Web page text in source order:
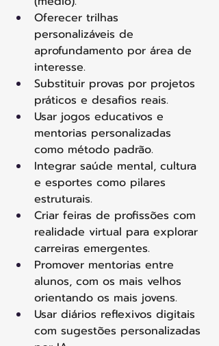
Oferecer trilhas
personalizáveis de
aprofundamento por área de
interesse.
Substituir provas por projetos
práticos e desafios reais.
Usar jogos educativos e
mentorias personalizadas
como método padrão.
Integrar saúde mental, cultura
e esportes como pilares
estruturais.
Criar feiras de profissões com
realidade virtual para explorar
carreiras emergentes.
Promover mentorias entre
alunos, com os mais velhos
orientando os mais jovens.
Usar diários reflexivos digitais
com sugestões personalizadas